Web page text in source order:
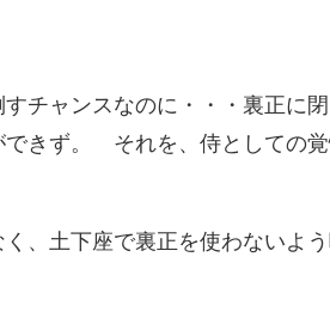
チャンスなのに・・・裏正に
できず。 それを、侍としての
、土下座で裏正を使わないよ